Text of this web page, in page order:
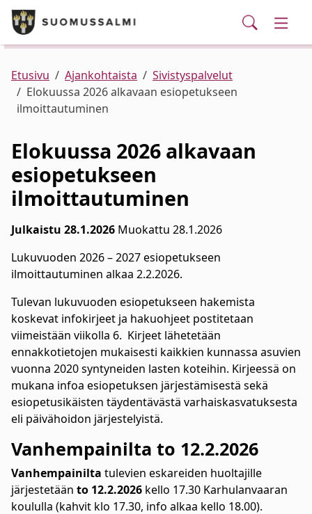
Siirry pääsisältöön
Puhelinluettelo/yhteystiedot
Palvelut
Ajankohtaista
Verkkokauppa
Haku
Kunta ja hallinto
Asuminen ja ympäristö
Varhaiskasvatus ja koulutus
Elinvoima
Kulttuuri, vapaa-aika ja nuoret
Etusivu Ajankohtaista
Sivistyspalvelut
Elokuussa 2026 alkavaan esiopetukseen
ilmoittautuminen
Elokuussa 2026 alkavaan
esiopetukseen
ilmoittautuminen
Julkaistu 28.1.2026 Muokattu 28.1.2026
Lukuvuoden 2026 – 2027 esiopetukseen
ilmoittautuminen alkaa 2.2.2026.
Tulevan lukuvuoden esiopetukseen hakemista
koskevat infokirjeet ja hakuohjeet postitetaan
viimeistään viikolla 6. Kirjeet lähetetään
ennakkotietojen mukaisesti kaikkien kunnassa asuvien
vuonna 2020 syntyneiden lasten koteihin. Kirjeessä on
mukana infoa esiopetuksen järjestämisestä sekä
esiopetusikäisten täydentävästä varhaiskasvatuksesta
eli päivähoidon järjestelyistä.
Vanhempainilta to 12.2.2026
Vanhempainilta tulevien eskareiden huoltajille
järjestetään to 12.2.2026 kello 17.30 Karhulanvaaran
koululla (kahvit klo 17.30, info alkaa kello 18.00).